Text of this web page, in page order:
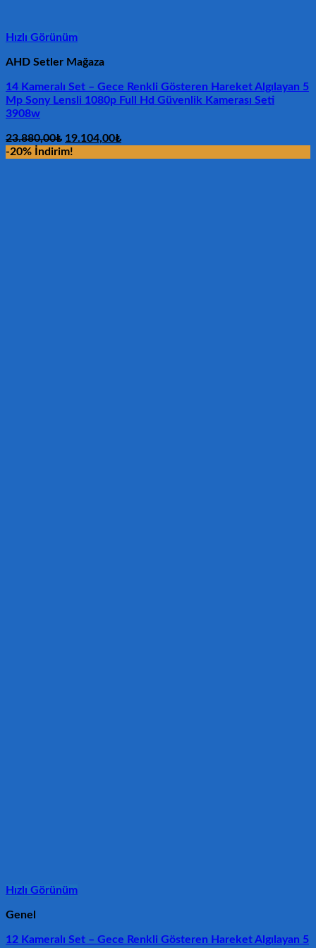
Hızlı Görünüm
AHD Setler Mağaza
14 Kameralı Set – Gece Renkli Gösteren Hareket Algılayan 5
Mp Sony Lensli 1080p Full Hd Güvenlik Kamerası Seti
3908w
23.880,00₺ Orijinal
fiyat:
19.104,00₺Şu
-20% İndirim!
Hızlı Görünüm
Genel
12 Kameralı Set – Gece Renkli Gösteren Hareket Algılayan 5